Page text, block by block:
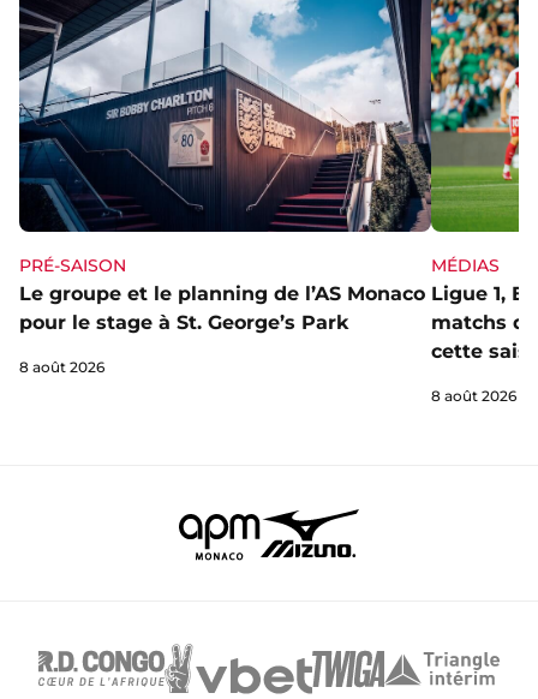
PRÉ-SAISON
Le groupe et le planning de l’AS Monaco
pour le stage à St. George’s Park
8 août 2026
MÉDIAS
Ligue 1,
matchs
cette
8 août 2026